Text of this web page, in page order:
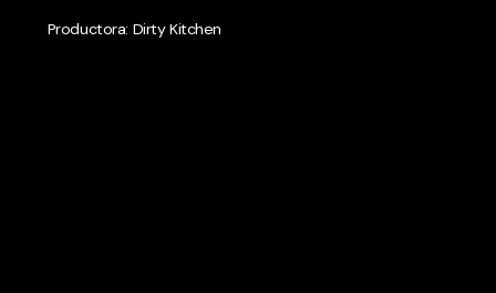
Productora: Dirty Kitchen